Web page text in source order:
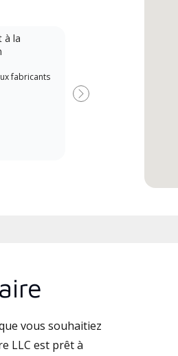
à la
fabricants
Next
vous souhaitiez
LLC est prêt à